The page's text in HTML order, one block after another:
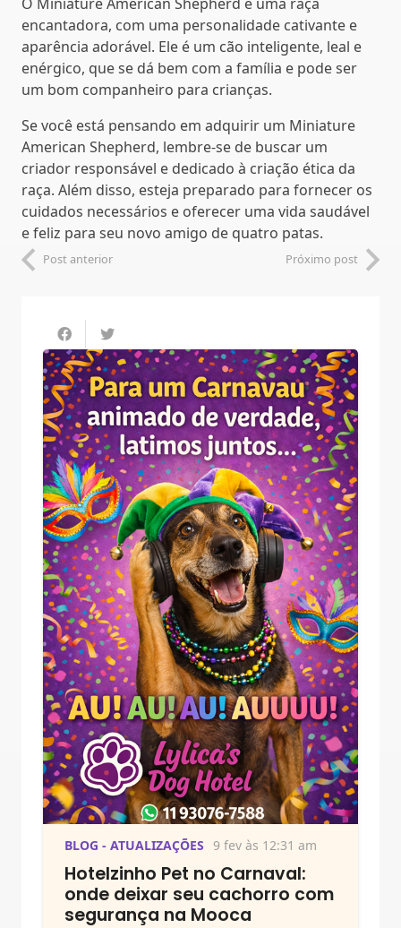
encantadora, com uma personalidade cativante e
aparência adorável. Ele é um cão inteligente, leal e
enérgico, que se dá bem com a família e pode ser
um bom companheiro para crianças.
Se você está pensando em adquirir um Miniature
American Shepherd, lembre-se de buscar um
criador responsável e dedicado à criação ética da
raça. Além disso, esteja preparado para fornecer os
cuidados necessários e oferecer uma vida saudável
e feliz para seu novo amigo de quatro patas.
Post anterior Próximo post
BLOG - ATUALIZAÇÕES 9 fev às 12:31 am
Hotelzinho Pet no Carnaval:
onde deixar seu cachorro com
segurança na Mooca